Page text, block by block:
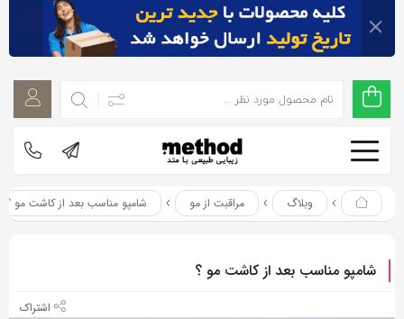
اشتراک
با
از
زیر
صفحه
وبلاگ مراقبت از مو شامپو مناسب بعد از کاشت مو ؟
شامپو مناسب بعد از کاشت مو ؟
اشتراک
گذاری
با
از
صفحه